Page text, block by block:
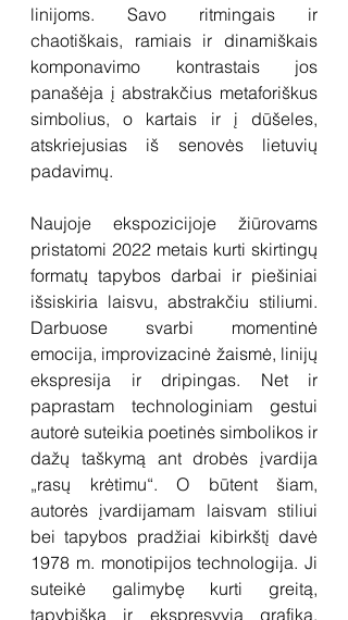
linijoms. Savo ritmingais ir
chaotiškais, ramiais ir dinamiškais
komponavimo kontrastais jos
panašėja į abstrakčius metaforiškus
simbolius, o kartais ir į dūšeles,
atskriejusias iš senovės lietuvių
padavimų.
Naujoje ekspozicijoje žiūrovams
pristatomi 2022 metais kurti skirtingų
formatų tapybos darbai ir piešiniai
išsiskiria laisvu, abstrakčiu stiliumi.
Darbuose svarbi momentinė
emocija, improvizacinė žaismė, linijų
ekspresija ir dripingas. Net ir
paprastam technologiniam gestui
autorė suteikia poetinės simbolikos ir
dažų taškymą ant drobės įvardija
„rasų krėtimu“. O būtent šiam,
autorės įvardijamam laisvam stiliui
bei tapybos pradžiai kibirkštį davė
1978 m. monotipijos technologija. Ji
suteikė galimybę kurti greitą,
tapybišką ir ekspresyvią grafiką,